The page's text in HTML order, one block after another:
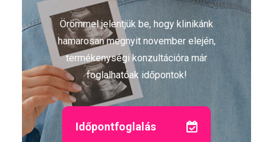
Örömmel jelentjük be, hogy klinikánk
hamarosan megnyit november elején,
termékenységi konzultációra már
foglalhatóak időpontok!
Időpontfoglalás